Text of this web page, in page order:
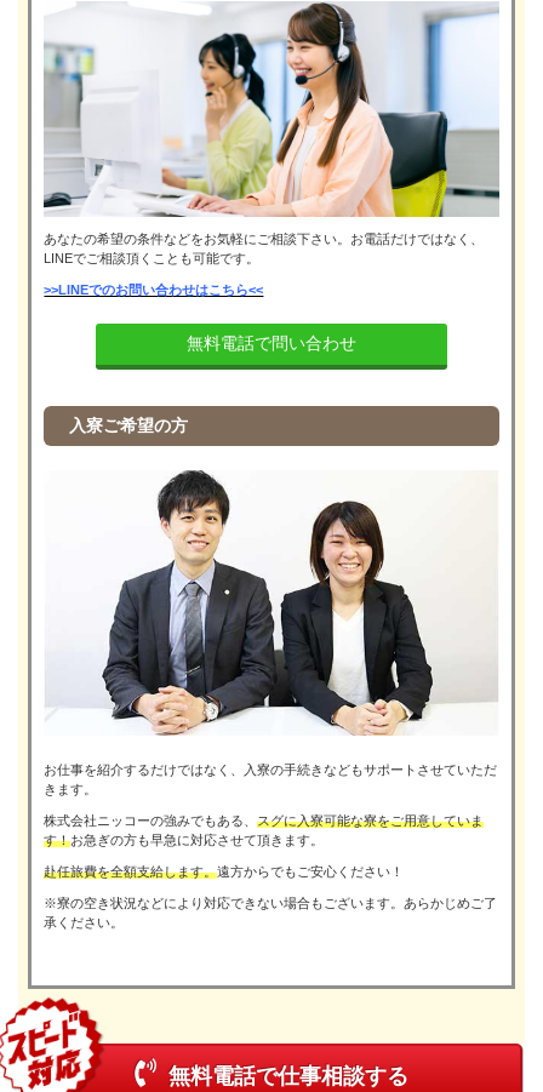
あなたの希望の条件などをお気軽にご相談下さい。お電話だけではなく、
LINEでご相談頂くことも可能です。
>>LINEでのお問い合わせはこちら<<
無料電話で問い合わせ
入寮ご希望の方
お仕事を紹介するだけではなく、入寮の手続きなどもサポートさせていただ
きます。
株式会社ニッコーの強みでもある、スグに入寮可能な寮をご用意していま
す！お急ぎの方も早急に対応させて頂きます。
赴任旅費を全額支給します。遠方からでもご安心ください！
※寮の空き状況などにより対応できない場合もございます。あらかじめご了
承ください。
無料電話で仕事相談する